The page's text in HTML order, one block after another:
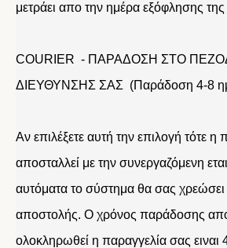
μετράει απο την ημέρα εξόφλησης
COURIER - ΠΑΡΑΔΟΣΗ ΣΤΟ
ΔΙΕΥΘΥΝΣΗΣ ΣΑΣ (Παράδοση 4-8
Αν επιλέξετε αυτή την επιλογή τότε
αποσταλλεί με την συνεργαζόμενη
αυτόματα το σύστημα θα σας χρεώσει
αποστολής. Ο χρόνος παράδοσης
ολοκληρωθεί η παραγγελία σας ειναι